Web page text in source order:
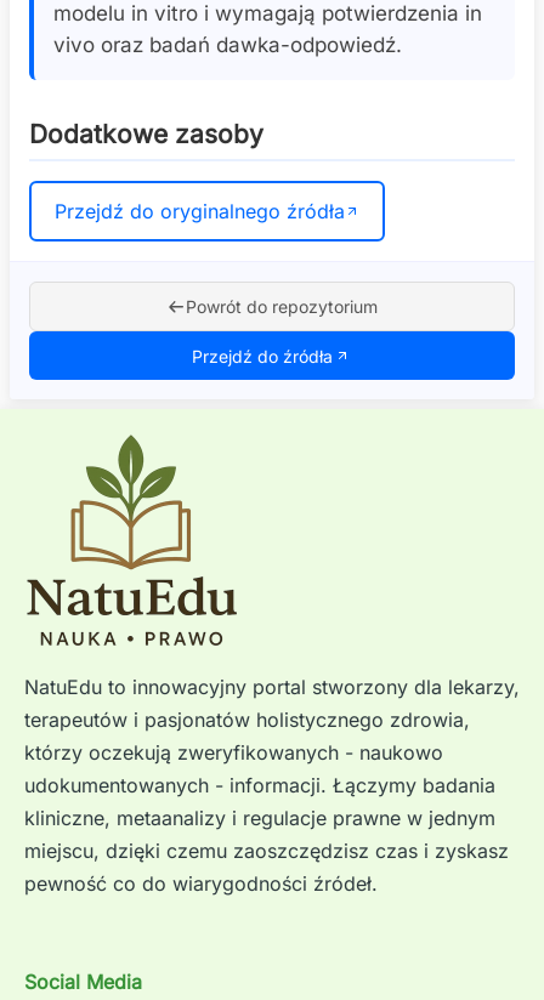
modelu in vitro i wymagają potwierdzenia in
vivo oraz badań dawka-odpowiedź.
Dodatkowe zasoby
Przejdź do oryginalnego źródła
Powrót do repozytorium
Przejdź do źródła
NatuEdu to innowacyjny portal stworzony dla lekarzy,
terapeutów i pasjonatów holistycznego zdrowia,
którzy oczekują zweryfikowanych - naukowo
udokumentowanych - informacji. Łączymy badania
kliniczne, metaanalizy i regulacje prawne w jednym
miejscu, dzięki czemu zaoszczędzisz czas i zyskasz
pewność co do wiarygodności źródeł.
Social Media